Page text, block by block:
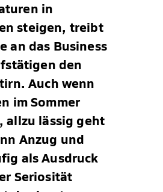
in
steigen, treibt
an das Business
den
Auch wenn
im Sommer
allzu lässig geht
Anzug und
als Ausdruck
Seriosität